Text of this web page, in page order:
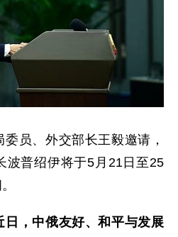
员、外交部长王毅邀请，
波普绍伊将于5月21日至25
日，中俄友好、和平与发展